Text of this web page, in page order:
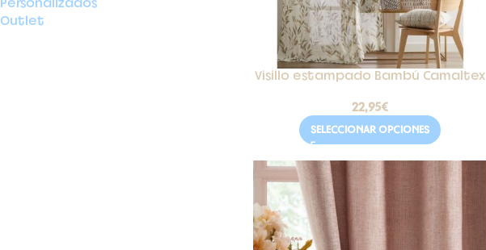
Personalizados
Outlet
Visillo estampado Bambú Camaltex
22,95€
SELECCIONAR OPCIONES